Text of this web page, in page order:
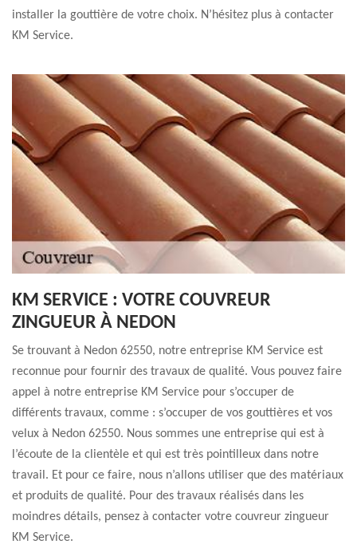
installer la gouttière de votre choix. N’hésitez plus à contacter
KM Service.
KM SERVICE : VOTRE COUVREUR
ZINGUEUR À NEDON
Se trouvant à Nedon 62550, notre entreprise KM Service est
reconnue pour fournir des travaux de qualité. Vous pouvez faire
appel à notre entreprise KM Service pour s’occuper de
différents travaux, comme : s’occuper de vos gouttières et vos
velux à Nedon 62550. Nous sommes une entreprise qui est à
l’écoute de la clientèle et qui est très pointilleux dans notre
travail. Et pour ce faire, nous n’allons utiliser que des matériaux
et produits de qualité. Pour des travaux réalisés dans les
moindres détails, pensez à contacter votre couvreur zingueur
KM Service.